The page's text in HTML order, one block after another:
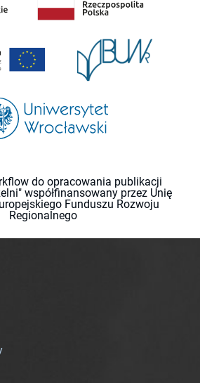
do opracowania publikacji
współfinansowany przez Unię
Funduszu Rozwoju
Regionalnego